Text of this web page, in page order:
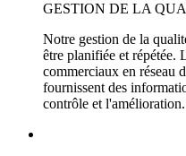
GESTION DE LA
Notre gestion de la
être planifiée et répétée.
commerciaux en réseau
fournissent des
contrôle et l'amélioration.